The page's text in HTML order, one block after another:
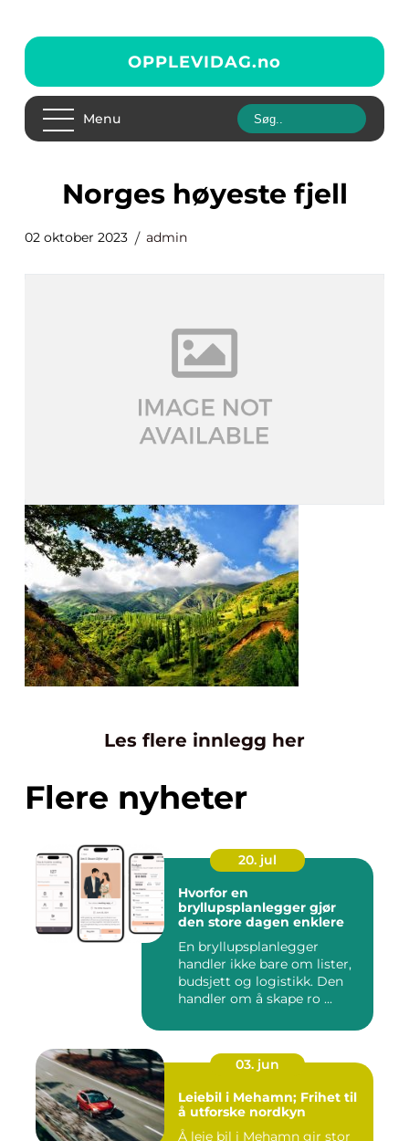
OPPLEVIDAG.no
Menu
norges høyeste fjell
02 oktober 2023 admin
Les flere innlegg her
Flere nyheter
20. jul
Hvorfor en
bryllupsplanlegger gjør
den store dagen enklere
En bryllupsplanlegger
handler ikke bare om lister,
budsjett og logistikk. Den
handler om å skape ro ...
03. jun
Leiebil i Mehamn; Frihet til
å utforske nordkyn
Å leie bil i Mehamn gir stor